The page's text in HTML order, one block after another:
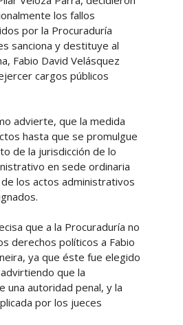
los fallos
por la Procuraduría
sanciona y destituye al
Fabio David Velásquez
cargos públicos
advierte, que la medida
hasta que se promulgue
de la jurisdicción de lo
en sede ordinaria
los actos administrativos
que a la Procuraduría no
derechos políticos a Fabio
ya que éste fue elegido
que la
una autoridad penal, y la
por los jueces